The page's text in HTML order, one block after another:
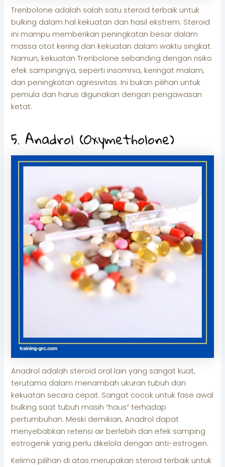
Trenbolone adalah salah satu steroid terbaik untuk
bulking dalam hal kekuatan dan hasil ekstrem. Steroid
ini mampu memberikan peningkatan besar dalam
massa otot kering dan kekuatan dalam waktu singkat.
Namun, kekuatan Trenbolone sebanding dengan risiko
efek sampingnya, seperti insomnia, keringat malam,
dan peningkatan agresivitas. Ini bukan pilihan untuk
pemula dan harus digunakan dengan pengawasan
ketat.
5. Anadrol (Oxymetholone)
Anadrol adalah steroid oral lain yang sangat kuat,
terutama dalam menambah ukuran tubuh dan
kekuatan secara cepat. Sangat cocok untuk fase awal
bulking saat tubuh masih “haus” terhadap
pertumbuhan. Meski demikian, Anadrol dapat
menyebabkan retensi air berlebih dan efek samping
estrogenik yang perlu dikelola dengan anti-estrogen.
Kelima pilihan di atas merupakan steroid terbaik untuk